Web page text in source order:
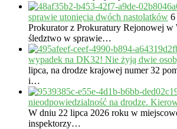
sprawie utonięcia dwóch nastolatków 6
Prokurator z Prokuratury Rejonowej w
śledztwo w sprawie…
wypadek na DK32! Nie żyją dwie
lipca, na drodze krajowej numer 32
i…
nieodpowiedzialność na drodze.
W dniu 22 lipca 2026 roku w
inspektorzy…